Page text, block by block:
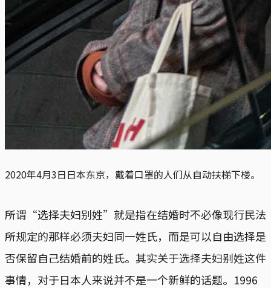
2020年4月3日日本东京，戴着口罩的人们从自动扶梯下楼。
所谓“选择夫妇别姓”就是指在结婚时不必像现行民法
所规定的那样必须夫妇同一姓氏，而是可以自由选择是
否保留自己结婚前的姓氏。其实关于选择夫妇别姓这件
事情，对于日本人来说并不是一个新鲜的话题。1996